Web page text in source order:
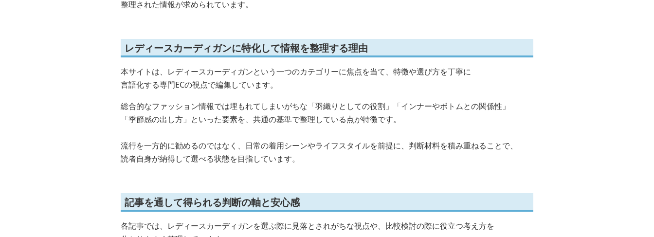
整理された情報が求められています。
レディースカーディガンに特化して情報を整理する理由
本サイトは、レディースカーディガンという一つのカテゴリーに焦点を当て、特徴や選び方を丁寧に
言語化する専門ECの視点で編集しています。
総合的なファッション情報では埋もれてしまいがちな「羽織りとしての役割」「インナーやボトムとの関係性」
「季節感の出し方」といった要素を、共通の基準で整理している点が特徴です。
流行を一方的に勧めるのではなく、日常の着用シーンやライフスタイルを前提に、判断材料を積み重ねることで、
読者自身が納得して選べる状態を目指しています。
記事を通して得られる判断の軸と安心感
各記事では、レディースカーディガンを選ぶ際に見落とされがちな視点や、比較検討の際に役立つ考え方を